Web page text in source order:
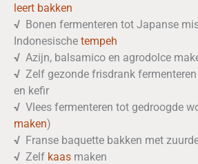
leert bakken
√ Bonen fermenteren tot Japanse
Indonesische tempeh
√ Azijn, balsamico en agrodolce
√ Zelf gezonde frisdrank
en kefir
√ Vlees fermenteren tot gedroogde
maken)
√ Franse baquette bakken met
√ Zelf kaas maken